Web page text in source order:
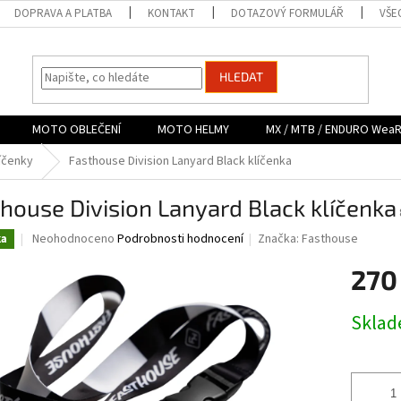
DOPRAVA A PLATBA KONTAKT DOTAZOVÝ FORMULÁŘ
HLEDAT
MOTO OBLEČENÍ MOTO HELMY MX / MTB / ENDURO WeaR
Fasthouse Division Lanyard Black klíčenka
Division Lanyard Black klíčenka
Průměrné
0,0
z
5
hvězdiček.
Neohodnoceno Podrobnosti hodnocení Značka:Fasthouse
cena: